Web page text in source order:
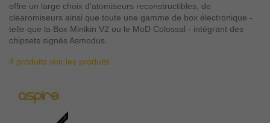
offre un large choix d'atomiseurs reconstructibles, de
clearomiseurs ainsi que toute une gamme de box électronique -
telle que la Box Minikin V2 ou le MoD Colossal - intégrant des
chipsets signés Asmodus.
4 produits voir les produits